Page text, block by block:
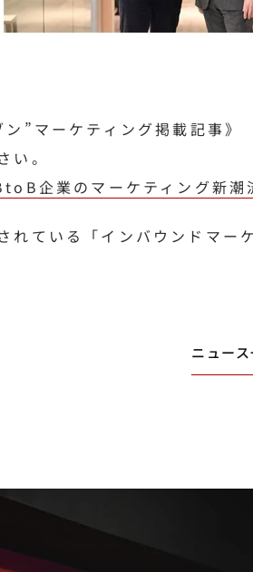
”マーケティング掲載記事》
い。
企業のマーケティング新
れている「インバウンドマー
ニュー